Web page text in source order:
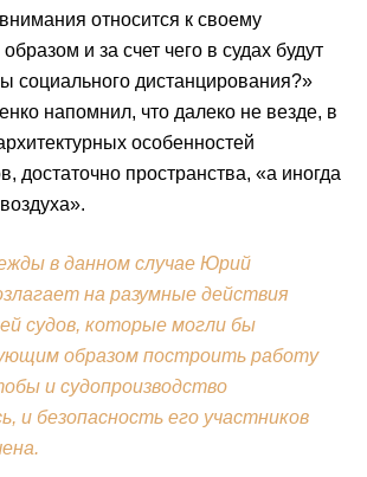
относится к своему
и за счет чего в судах будут
социального дистанцирования?»
напомнил, что далеко не везде, в
особенностей
достаточно пространства, «а иногда
в данном случае Юрий
на разумные действия
судов, которые могли бы
образом построить работу
и судопроизводство
и безопасность его участников